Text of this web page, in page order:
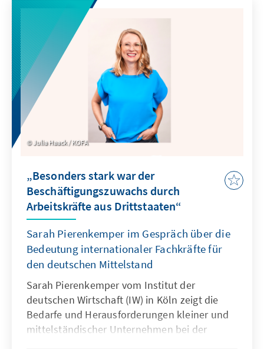
Talentgewinnung zu verbessern und den
Mittelstand zu stärken?
Julia Haack / KOFA
„Besonders stark war der
Beschäftigungszuwachs durch
Arbeitskräfte aus Drittstaaten“
Sarah Pierenkemper im Gespräch über die
Bedeutung internationaler Fachkräfte für
den deutschen Mittelstand
Sarah Pierenkemper vom Institut der
deutschen Wirtschaft (IW) in Köln zeigt die
Bedarfe und Herausforderungen kleiner und
mittelständischer Unternehmen bei der